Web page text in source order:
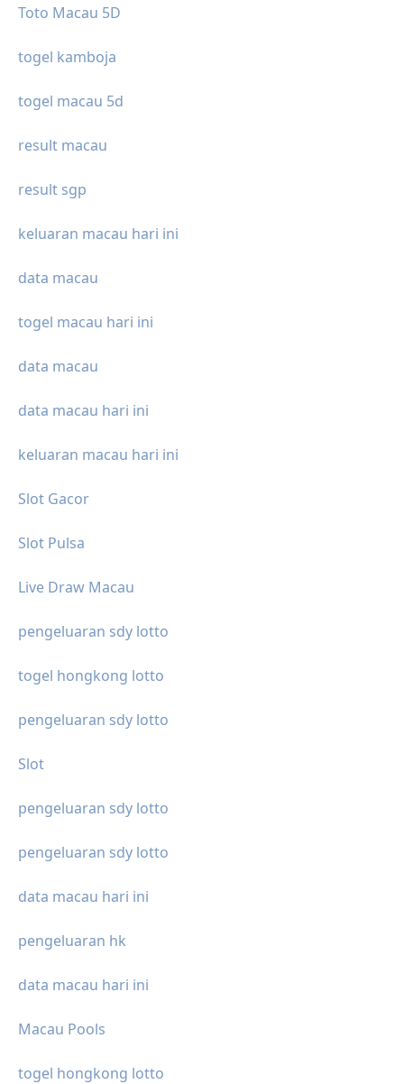
Toto Macau 5D
togel kamboja
togel macau 5d
result macau
result sgp
keluaran macau hari ini
data macau
togel macau hari ini
data macau
data macau hari ini
keluaran macau hari ini
Slot Gacor
Slot Pulsa
Live Draw Macau
pengeluaran sdy lotto
togel hongkong lotto
pengeluaran sdy lotto
Slot
pengeluaran sdy lotto
pengeluaran sdy lotto
data macau hari ini
pengeluaran hk
data macau hari ini
Macau Pools
togel hongkong lotto